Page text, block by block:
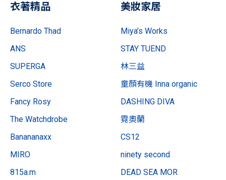
衣著精品
Bernardo Thad
ANS
SUPERGA
Serco Store
Fancy Rosy
The Watchdrobe
Banananaxx
MIRO
815a.m
美妝家居
Miya’s Works
STAY TUEND
林三益
童顏有機 Inna organic
DASHING DIVA
霓奧蘭
CS12
ninety second
DEAD SEA MOR